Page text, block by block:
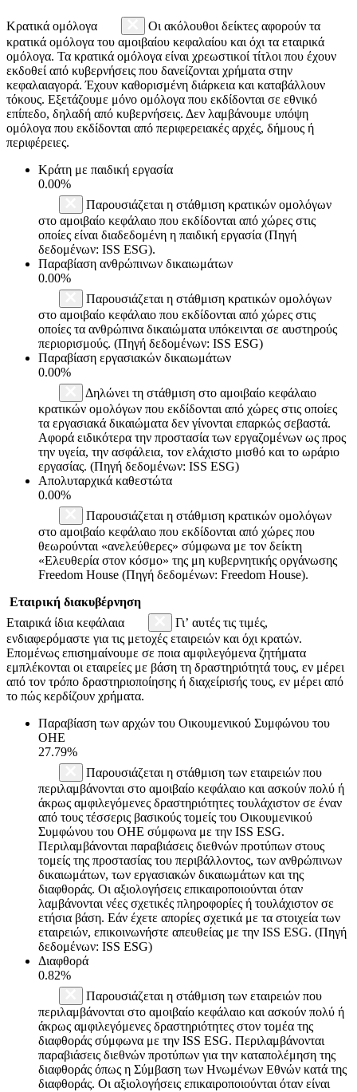
Κρατικά ομόλογα
Οι ακόλουθοι δείκτες αφορούν τα
κρατικά ομόλογα του αμοιβαίου κεφαλαίου και όχι τα εταιρικά
ομόλογα. Τα κρατικά ομόλογα είναι χρεωστικοί τίτλοι που έχουν
εκδοθεί από κυβερνήσεις που δανείζονται χρήματα στην
κεφαλαιαγορά. Έχουν καθορισμένη διάρκεια και καταβάλλουν
τόκους. Εξετάζουμε μόνο ομόλογα που εκδίδονται σε εθνικό
επίπεδο, δηλαδή από κυβερνήσεις. Δεν λαμβάνουμε υπόψη
ομόλογα που εκδίδονται από περιφερειακές αρχές, δήμους ή
περιφέρειες.
Κράτη με παιδική εργασία
0.00%
Παρουσιάζεται η στάθμιση κρατικών ομολόγων
στο αμοιβαίο κεφάλαιο που εκδίδονται από χώρες στις
οποίες είναι διαδεδομένη η παιδική εργασία (Πηγή
δεδομένων: ISS ESG).
Παραβίαση ανθρώπινων δικαιωμάτων
0.00%
Παρουσιάζεται η στάθμιση κρατικών ομολόγων
στο αμοιβαίο κεφάλαιο που εκδίδονται από χώρες στις
οποίες τα ανθρώπινα δικαιώματα υπόκεινται σε αυστηρούς
περιορισμούς. (Πηγή δεδομένων: ISS ESG)
Παραβίαση εργασιακών δικαιωμάτων
0.00%
Δηλώνει τη στάθμιση στο αμοιβαίο κεφάλαιο
κρατικών ομολόγων που εκδίδονται από χώρες στις οποίες
τα εργασιακά δικαιώματα δεν γίνονται επαρκώς σεβαστά.
Αφορά ειδικότερα την προστασία των εργαζομένων ως προς
την υγεία, την ασφάλεια, τον ελάχιστο μισθό και το ωράριο
εργασίας. (Πηγή δεδομένων: ISS ESG)
Απολυταρχικά καθεστώτα
0.00%
Παρουσιάζεται η στάθμιση κρατικών ομολόγων
στο αμοιβαίο κεφάλαιο που εκδίδονται από χώρες που
θεωρούνται «ανελεύθερες» σύμφωνα με τον δείκτη
«Ελευθερία στον κόσμο» της μη κυβερνητικής οργάνωσης
Freedom House (Πηγή δεδομένων: Freedom House).
Εταιρική διακυβέρνηση
Εταιρικά ίδια κεφάλαια
Γι’ αυτές τις τιμές,
ενδιαφερόμαστε για τις μετοχές εταιρειών και όχι κρατών.
Επομένως επισημαίνουμε σε ποια αμφιλεγόμενα ζητήματα
εμπλέκονται οι εταιρείες με βάση τη δραστηριότητά τους, εν μέρει
από τον τρόπο δραστηριοποίησης ή διαχείρισής τους, εν μέρει από
το πώς κερδίζουν χρήματα.
Παραβίαση των αρχών του Οικουμενικού Συμφώνου του
ΟΗΕ
27.79%
Παρουσιάζεται η στάθμιση των εταιρειών που
περιλαμβάνονται στο αμοιβαίο κεφάλαιο και ασκούν πολύ ή
άκρως αμφιλεγόμενες δραστηριότητες τουλάχιστον σε έναν
από τους τέσσερις βασικούς τομείς του Οικουμενικού
Συμφώνου του ΟΗΕ σύμφωνα με την ISS ESG.
Περιλαμβάνονται παραβιάσεις διεθνών προτύπων στους
τομείς της προστασίας του περιβάλλοντος, των ανθρώπινων
δικαιωμάτων, των εργασιακών δικαιωμάτων και της
διαφθοράς. Οι αξιολογήσεις επικαιροποιούνται όταν
λαμβάνονται νέες σχετικές πληροφορίες ή τουλάχιστον σε
ετήσια βάση. Εάν έχετε απορίες σχετικά με τα στοιχεία των
εταιρειών, επικοινωνήστε απευθείας με την ISS ESG. (Πηγή
δεδομένων: ISS ESG)
Διαφθορά
0.82%
Παρουσιάζεται η στάθμιση των εταιρειών που
περιλαμβάνονται στο αμοιβαίο κεφάλαιο και ασκούν πολύ ή
άκρως αμφιλεγόμενες δραστηριότητες στον τομέα της
διαφθοράς σύμφωνα με την ISS ESG. Περιλαμβάνονται
παραβιάσεις διεθνών προτύπων για την καταπολέμηση της
διαφθοράς όπως η Σύμβαση των Ηνωμένων Εθνών κατά της
διαφθοράς. Οι αξιολογήσεις επικαιροποιούνται όταν είναι